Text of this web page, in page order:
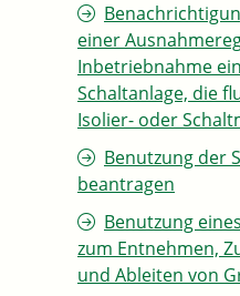
einer
Inbetriebnahme
Schaltanlage, die
Isolier- oder
Benutzung der
beantragen
Benutzung
zum Entnehmen,
und Ableiten von